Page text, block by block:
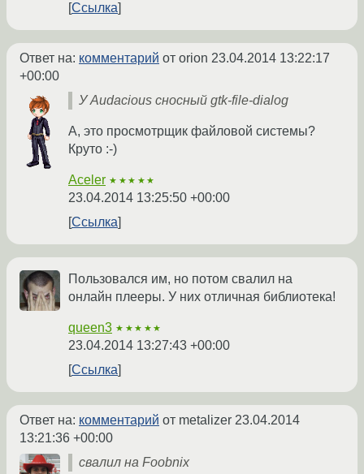
Ссылка
Ответ на: комментарий от orion 23.04.2014 13:22:17
+00:00
У Audacious сносный gtk-file-dialog
А, это просмотрщик файловой системы?
Круто :-)
Aceler ★★★★★
23.04.2014 13:25:50 +00:00
Ссылка
Пользовался им, но потом свалил на
онлайн плееры. У них отличная библиотека!
queen3 ★★★★★
23.04.2014 13:27:43 +00:00
Ссылка
Ответ на: комментарий от metalizer 23.04.2014
13:21:36 +00:00
свалил на Foobnix